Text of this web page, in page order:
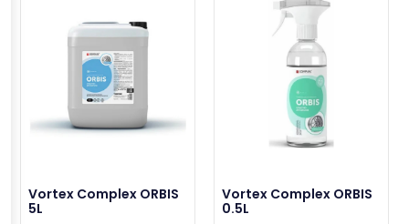
Vortex Complex ORBIS
5L
Vortex Complex ORBIS
0.5L